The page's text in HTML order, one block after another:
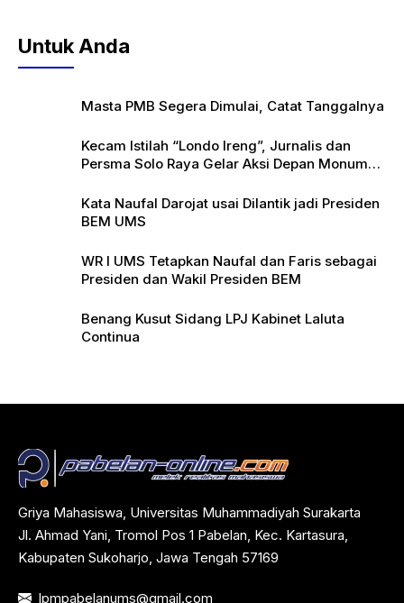
Untuk Anda
Masta PMB Segera Dimulai, Catat Tanggalnya
Kecam Istilah “Londo Ireng”, Jurnalis dan
Persma Solo Raya Gelar Aksi Depan Monumen
Kata Naufal Darojat usai Dilantik jadi Presiden
BEM UMS
WR I UMS Tetapkan Naufal dan Faris sebagai
Presiden dan Wakil Presiden BEM
Benang Kusut Sidang LPJ Kabinet Laluta
Continua
Griya Mahasiswa, Universitas Muhammadiyah Surakarta
Jl. Ahmad Yani, Tromol Pos 1 Pabelan, Kec. Kartasura,
Kabupaten Sukoharjo, Jawa Tengah 57169
lpmpabelanums@gmail.com